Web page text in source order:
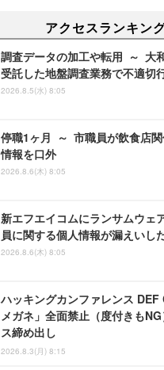
アクセスランキン
調査データの加工や転用 ～ 大
受託した地盤調査業務で不適切
2026.8.5(水) 8:05
停職1ヶ月 ～ 市職員が飲食店
情報を口外
2026.8.6(木) 8:05
新エフエイコムにランサムウェ
員に関する個人情報が漏えいし
2026.8.6(木) 8:05
ハッキングカンファレンス
メガネ」全面禁止（度付きも
ス締め出し
2026.8.3(月) 8:15